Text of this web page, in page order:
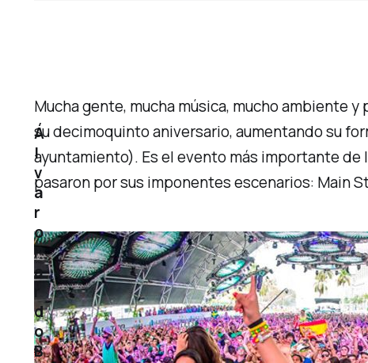
Mucha gente, mucha música, mucho ambiente
su decimoquinto aniversario, aumentando su
ayuntamiento). Es el evento más importante
pasaron por sus imponentes escenarios: Main
Á
l
v
a
r
o
P
a
r
d
o
B